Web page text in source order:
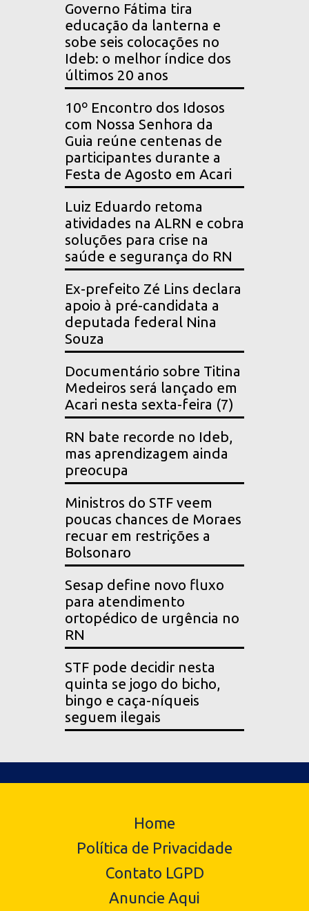
Governo Fátima tira
educação da lanterna e
sobe seis colocações no
Ideb: o melhor índice dos
últimos 20 anos
10º Encontro dos Idosos
com Nossa Senhora da
Guia reúne centenas de
participantes durante a
Festa de Agosto em Acari
Luiz Eduardo retoma
atividades na ALRN e cobra
soluções para crise na
saúde e segurança do RN
Ex-prefeito Zé Lins declara
apoio à pré-candidata a
deputada federal Nina
Souza
Documentário sobre Titina
Medeiros será lançado em
Acari nesta sexta-feira (7)
RN bate recorde no Ideb,
mas aprendizagem ainda
preocupa
Ministros do STF veem
poucas chances de Moraes
recuar em restrições a
Bolsonaro
Sesap define novo fluxo
para atendimento
ortopédico de urgência no
RN
STF pode decidir nesta
quinta se jogo do bicho,
bingo e caça-níqueis
seguem ilegais
Home
Política de Privacidade
Contato LGPD
Anuncie Aqui